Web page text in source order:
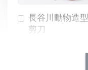
長谷川動物造型
剪刀